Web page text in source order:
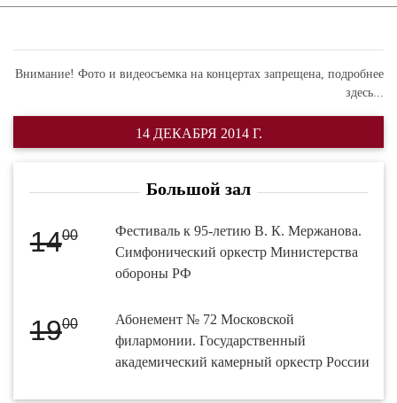
Внимание! Фото и видеосъемка на концертах запрещена, подробнее
здесь...
14 ДЕКАБРЯ 2014 Г.
Большой зал
1400
Фестиваль к 95-летию В. К. Мержанова.
Симфонический оркестр Министерства
обороны РФ
1900
Абонемент № 72 Московской
филармонии. Государственный
академический камерный оркестр России